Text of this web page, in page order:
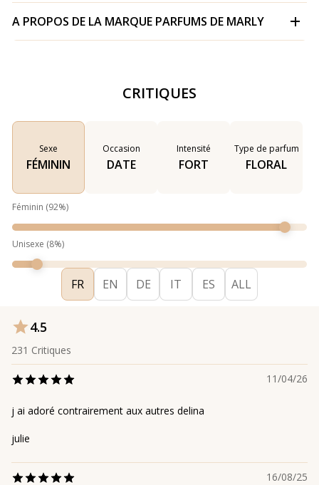
A PROPOS DE LA MARQUE PARFUMS DE MARLY
CRITIQUES
Sexe
FÉMININ
Occasion
DATE
Intensité
FORT
Type de parfum
FLORAL
Féminin (92%)
Unisexe (8%)
FR EN DE IT ES ALL
4.5
231 Critiques
11/04/26
j ai adoré contrairement aux autres delina
julie
16/08/25